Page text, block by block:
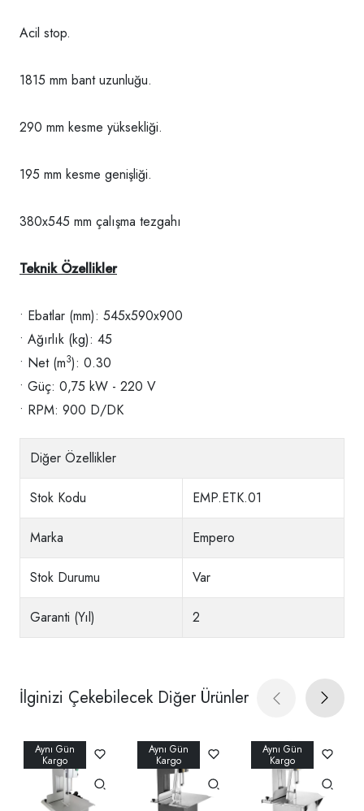
Acil stop.
1815 mm bant uzunluğu.
290 mm kesme yüksekliği.
195 mm kesme genişliği.
380x545 mm çalışma tezgahı
Teknik Özellikler
• Ebatlar (mm): 545x590x900
• Ağırlık (kg): 45
• Net (m3): 0.30
• Güç: 0,75 kW - 220 V
• RPM: 900 D/DK
Diğer Özellikler
Stok Kodu EMP.ETK.01
Marka Empero
Stok Durumu Var
Garanti (Yıl) 2
İlginizi Çekebilecek Diğer Ürünler